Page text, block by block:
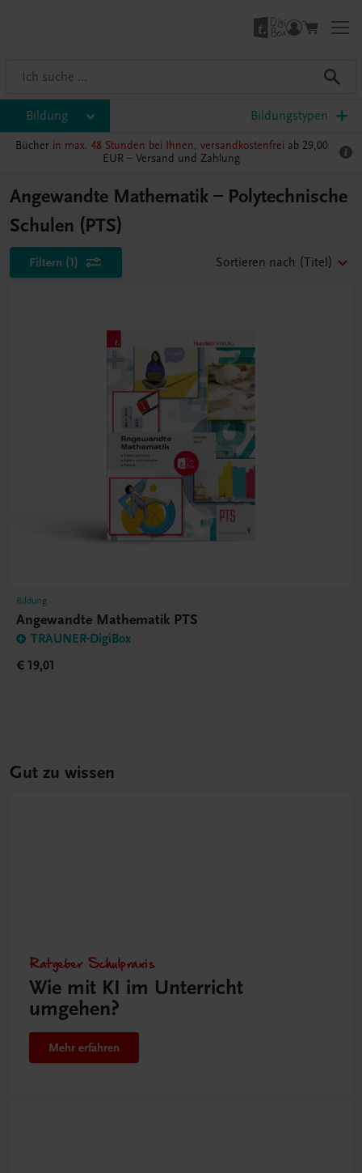
Bildung Bildungstypen
Bücher in max. 48 Stunden bei Ihnen, versandkostenfrei ab 29,00
EUR – Versand und Zahlung
Angewandte Mathematik – Polytechnische
Schulen (PTS)
Filtern (1) Sortieren nach (Titel)
Bildung
Angewandte Mathematik PTS
TRAUNER-DigiBox
€ 19,01
Gut zu wissen
Ratgeber Schulpraxis
Wie mit KI im Unterricht
umgehen?
Mehr erfahren